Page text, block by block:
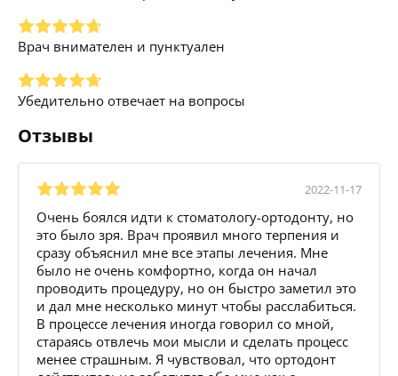
Врач внимателен и пунктуален
Убедительно отвечает на вопросы
Отзывы
2022-11-17
Очень боялся идти к стоматологу-ортодонту, но
это было зря. Врач проявил много терпения и
сразу объяснил мне все этапы лечения. Мне
было не очень комфортно, когда он начал
проводить процедуру, но он быстро заметил это
и дал мне несколько минут чтобы расслабиться.
В процессе лечения иногда говорил со мной,
стараясь отвлечь мои мысли и сделать процесс
менее страшным. Я чувствовал, что ортодонт